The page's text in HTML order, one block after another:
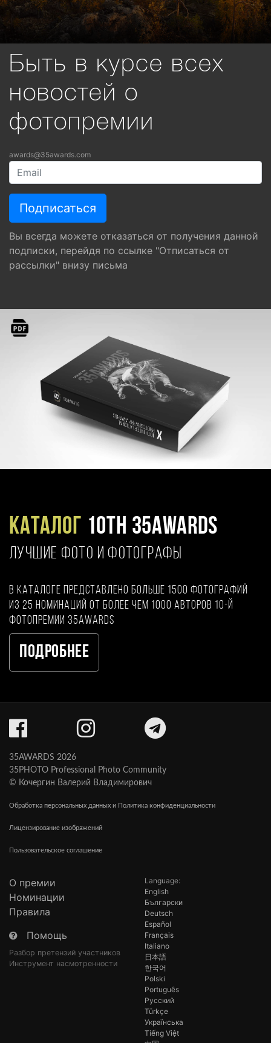
Быть в курсе всех
новостей о
фотопремии
awards@35awards.com
Вы всегда можете отказаться от получения данной
подписки, перейдя по ссылке "Отписаться от
рассылки" внизу письма
Каталог 10TH 35AWARDS
ЛУЧШИЕ ФОТО И ФОТОГРАФЫ
В каталоге представлено больше 1500 фотографий
из 25 номинаций от более чем 1000 авторов 10-й
фотопремии 35AWARDS
Подробнее
35AWARDS 2026
35PHOTO Professional Photo Community
© Кочергин Валерий Владимирович
Обработка персональных данных и Политика конфиденциальности
Лицензирование изображений
Пользовательское соглашение
О премии
Номинации
Правила
Помощь
Разбор претензий участников
Инструмент насмотренности
Language:
English
Български
Deutsch
Español
Français
Italiano
日本語
한국어
Polski
Português
Русский
Türkçe
Українська
Tiếng Việt